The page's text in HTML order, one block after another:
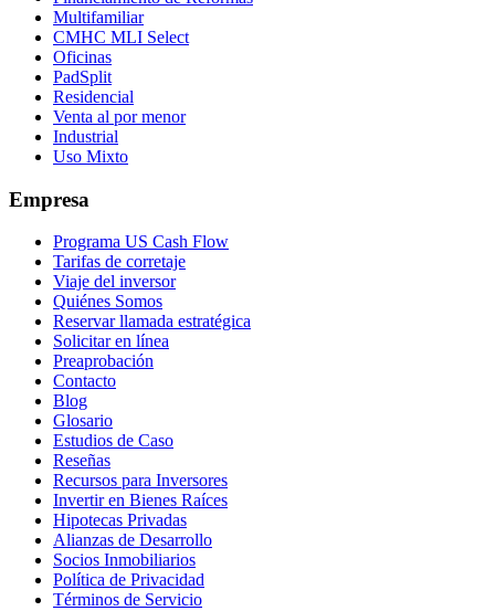
Multifamiliar
CMHC MLI Select
Oficinas
PadSplit
Residencial
Venta al por menor
Industrial
Uso Mixto
Empresa
Programa US Cash Flow
Tarifas de corretaje
Viaje del inversor
Quiénes Somos
Reservar llamada estratégica
Solicitar en línea
Preaprobación
Contacto
Blog
Glosario
Estudios de Caso
Reseñas
Recursos para Inversores
Invertir en Bienes Raíces
Hipotecas Privadas
Alianzas de Desarrollo
Socios Inmobiliarios
Política de Privacidad
Términos de Servicio